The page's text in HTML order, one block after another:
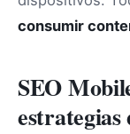
consumir
SEO